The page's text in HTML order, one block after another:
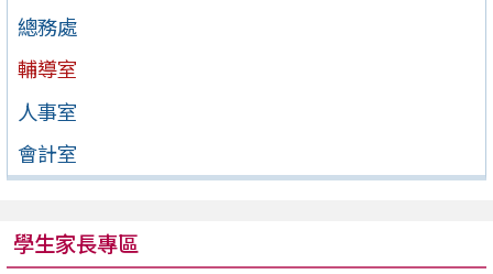
總務處
輔導室
人事室
會計室
學生家長專區